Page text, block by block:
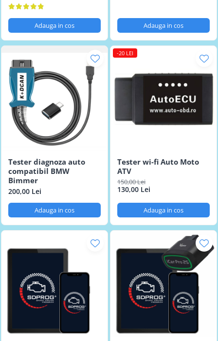
Adauga in cos Adauga in cos
Tester diagnoza auto
compatibil BMW
Bimmer
200,00 Lei
Adauga in cos
-20 LEI
Tester wi-fi Auto Moto
ATV
150,00 Lei
130,00 Lei
Adauga in cos